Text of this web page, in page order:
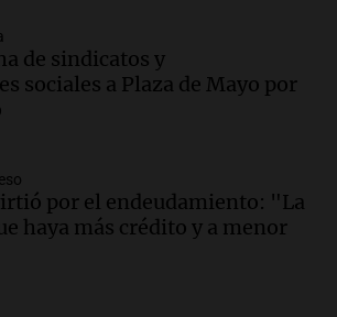
abogada de Pourrain:
se lo llevaron para
y nunca regresó"
limpiaron 9.000
río Suquía y retiraron hasta
basura por jornada
para todos
de sindicatos y
sociales a Plaza de Mayo por
por el endeudamiento: "La
haya más crédito y a menor